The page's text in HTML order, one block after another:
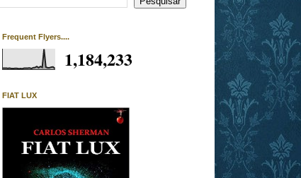
Frequent Flyers....
1,184,233
FIAT LUX